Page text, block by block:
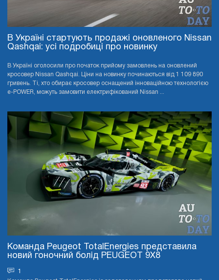
В Україні стартують продажі оновленого Nissan
Qashqai: усі подробиці про новинку
В Україні оголосили про початок прийому замовлень на оновлений
кросовер Nissan Qashqai. Ціни на новинку починаються від 1 109 890
гривень. Ті, хто обирає кросовер оснащений інноваційною технологією
e-POWER, можуть замовити електрифікований Nissan ...
Команда Peugeot TotalEnergies представила
новий гоночний болід PEUGEOT 9X8